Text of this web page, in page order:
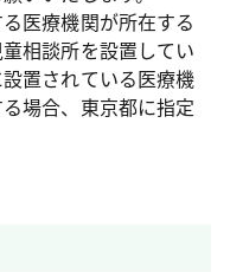
医療機関が所在する
相談所を設置してい
置されている医療機
場合、東京都に指定